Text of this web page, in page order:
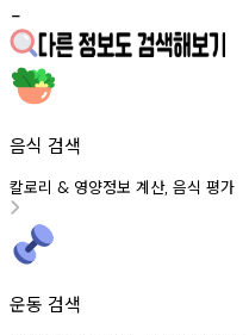
-
음식 검색
칼로리 & 영양정보 계산, 음식 평가
운동 검색